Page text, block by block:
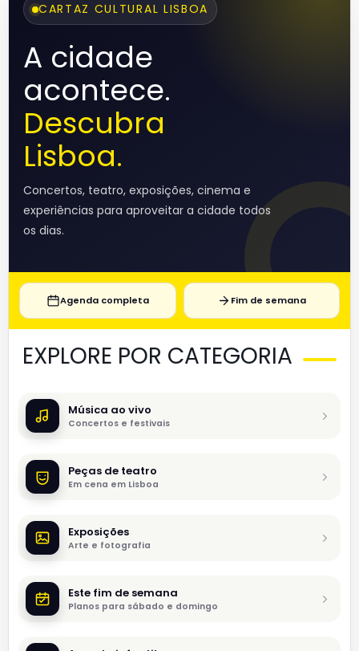
CARTAZ CULTURAL LISBOA
A cidade
acontece.
Descubra
Lisboa.
Concertos, teatro, exposições, cinema e
experiências para aproveitar a cidade todos
os dias.
Agenda completa Fim de semana
EXPLORE POR CATEGORIA
Música ao vivo
Concertos e festivais
Peças de teatro
Em cena em Lisboa
Exposições
Arte e fotografia
Este fim de semana
Planos para sábado e domingo